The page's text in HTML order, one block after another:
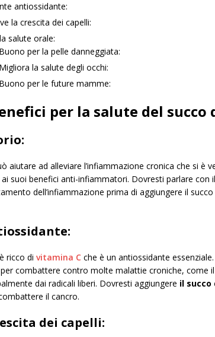
antiossidante:
la crescita dei capelli:
salute orale:
per la pelle danneggiata:
la salute degli occhi:
per le future mamme:
per la salute del succo
aiutare ad alleviare l’infiammazione cronica che si è
suoi benefici anti-infiammatori. Dovresti parlare con
dell’infiammazione prima di aggiungere il
è ricco di vitamina C che è un antiossidante
combattere contro molte malattie croniche, come
dai radicali liberi. Dovresti aggiungere il succo
il cancro.
dei capelli: